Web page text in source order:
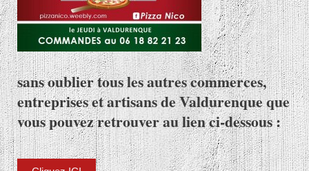
sans oublier tous les autres commerces,
entreprises et artisans de Valdurenque que
vous pouvez retrouver au lien ci-dessous :